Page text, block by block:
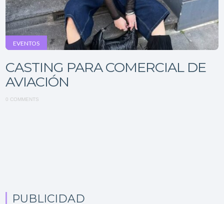
EVENTOS
CASTING PARA COMERCIAL DE
AVIACIÓN
0 COMMENTS
PUBLICIDAD